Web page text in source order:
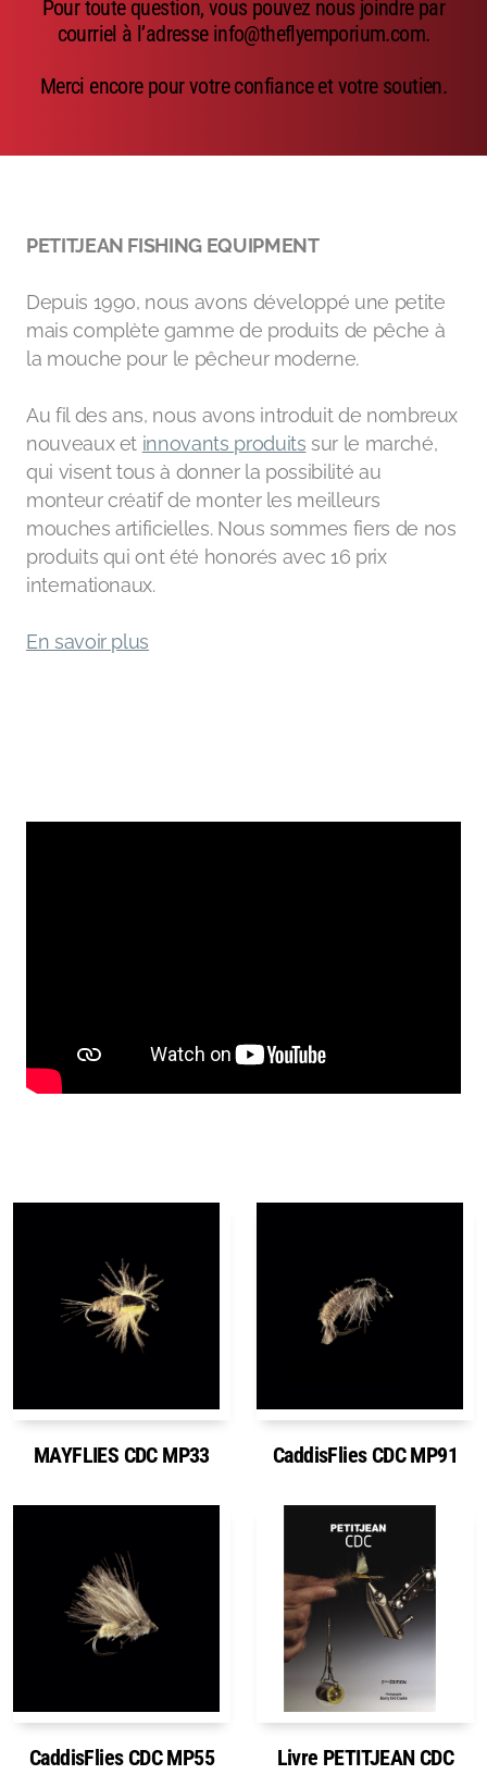
Pour toute question, vous pouvez nous joindre par
courriel à l’adresse info@theflyemporium.com.
Merci encore pour votre confiance et votre soutien.
PETITJEAN FISHING EQUIPMENT
Depuis 1990, nous avons développé une petite
mais complète gamme de produits de pêche à
la mouche pour le pêcheur moderne.
Au fil des ans, nous avons introduit de nombreux
nouveaux et innovants produits sur le marché,
qui visent tous à donner la possibilité au
monteur créatif de monter les meilleurs
mouches artificielles. Nous sommes fiers de nos
produits qui ont été honorés avec 16 prix
internationaux.
En savoir plus
MAYFLIES CDC MP33 CaddisFlies CDC MP91
CaddisFlies CDC MP55 Livre PETITJEAN CDC
Emerger
Accessoires de pêche